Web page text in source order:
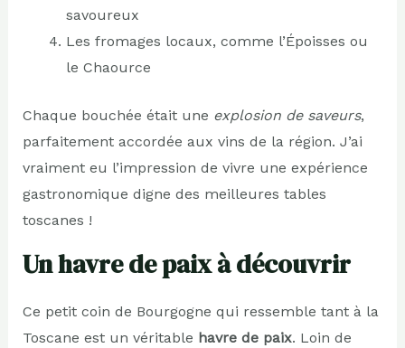
savoureux
Les fromages locaux, comme l’Époisses ou
le Chaource
Chaque bouchée était une explosion de saveurs,
parfaitement accordée aux vins de la région. J’ai
vraiment eu l’impression de vivre une expérience
gastronomique digne des meilleures tables
toscanes !
Un havre de paix à découvrir
Ce petit coin de Bourgogne qui ressemble tant à la
Toscane est un véritable havre de paix. Loin de